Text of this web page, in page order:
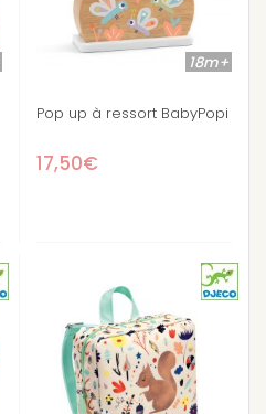
18m+
Pop up à ressort BabyPopi
17,50€